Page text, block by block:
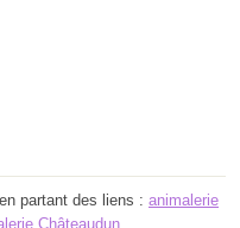
partant des liens : animalerie
Châteaudun